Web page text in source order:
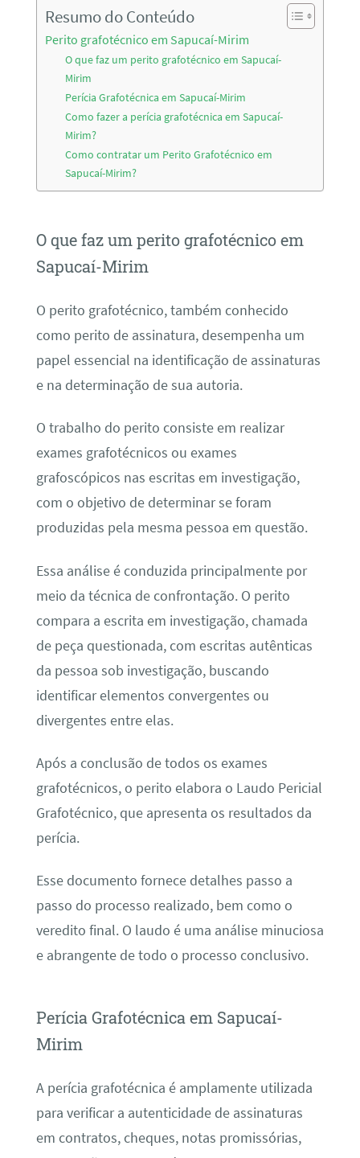
Resumo do Conteúdo
Perito grafotécnico em Sapucaí-Mirim
O que faz um perito grafotécnico em Sapucaí-
Mirim
Perícia Grafotécnica em Sapucaí-Mirim
Como fazer a perícia grafotécnica em Sapucaí-
Mirim?
Como contratar um Perito Grafotécnico em
Sapucaí-Mirim?
O que faz um perito grafotécnico em
Sapucaí-Mirim
O perito grafotécnico, também conhecido
como perito de assinatura, desempenha um
papel essencial na identificação de assinaturas
e na determinação de sua autoria.
O trabalho do perito consiste em realizar
exames grafotécnicos ou exames
grafoscópicos nas escritas em investigação,
com o objetivo de determinar se foram
produzidas pela mesma pessoa em questão.
Essa análise é conduzida principalmente por
meio da técnica de confrontação. O perito
compara a escrita em investigação, chamada
de peça questionada, com escritas autênticas
da pessoa sob investigação, buscando
identificar elementos convergentes ou
divergentes entre elas.
Após a conclusão de todos os exames
grafotécnicos, o perito elabora o Laudo Pericial
Grafotécnico, que apresenta os resultados da
perícia.
Esse documento fornece detalhes passo a
passo do processo realizado, bem como o
veredito final. O laudo é uma análise minuciosa
e abrangente de todo o processo conclusivo.
Perícia Grafotécnica em Sapucaí-
Mirim
A perícia grafotécnica é amplamente utilizada
para verificar a autenticidade de assinaturas
em contratos, cheques, notas promissórias,